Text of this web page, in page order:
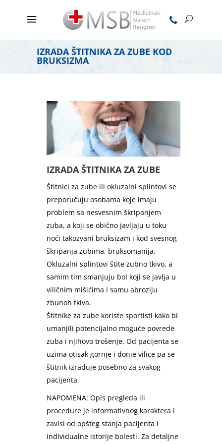
IZRADA ŠTITNIKA ZA ZUBE KOD
BRUKSIZMA
IZRADA ŠTITNIKA ZA ZUBE
Štitnici za zube ili okluzalni splintovi se
preporučuju osobama koje imaju
problem sa nesvesnim škripanjem
zuba, a koji se obično javljaju u toku
noći takozvani bruksizam i kod svesnog
škripanja zubima, bruksomanija.
Okluzalni splintovi štite zubno tkivo, a
samim tim smanjuju bol koji se javlja u
viličnim mišićima i samu abroziju
zbunoh tkiva.
Štitnike za zube koriste sportisti kako bi
umanjili potencijalno moguće povrede
zuba i njihovo trošenje. Od pacijenta se
uzima otisak gornje i donje vilice pa se
štitnik izrađuje posebno za svakog
pacijenta.
NAPOMENA: Opis pregleda ili
procedure je informativnog karaktera i
zavisi od opšteg stanja pacijenta i
individualne istorije bolesti. Za detaljne